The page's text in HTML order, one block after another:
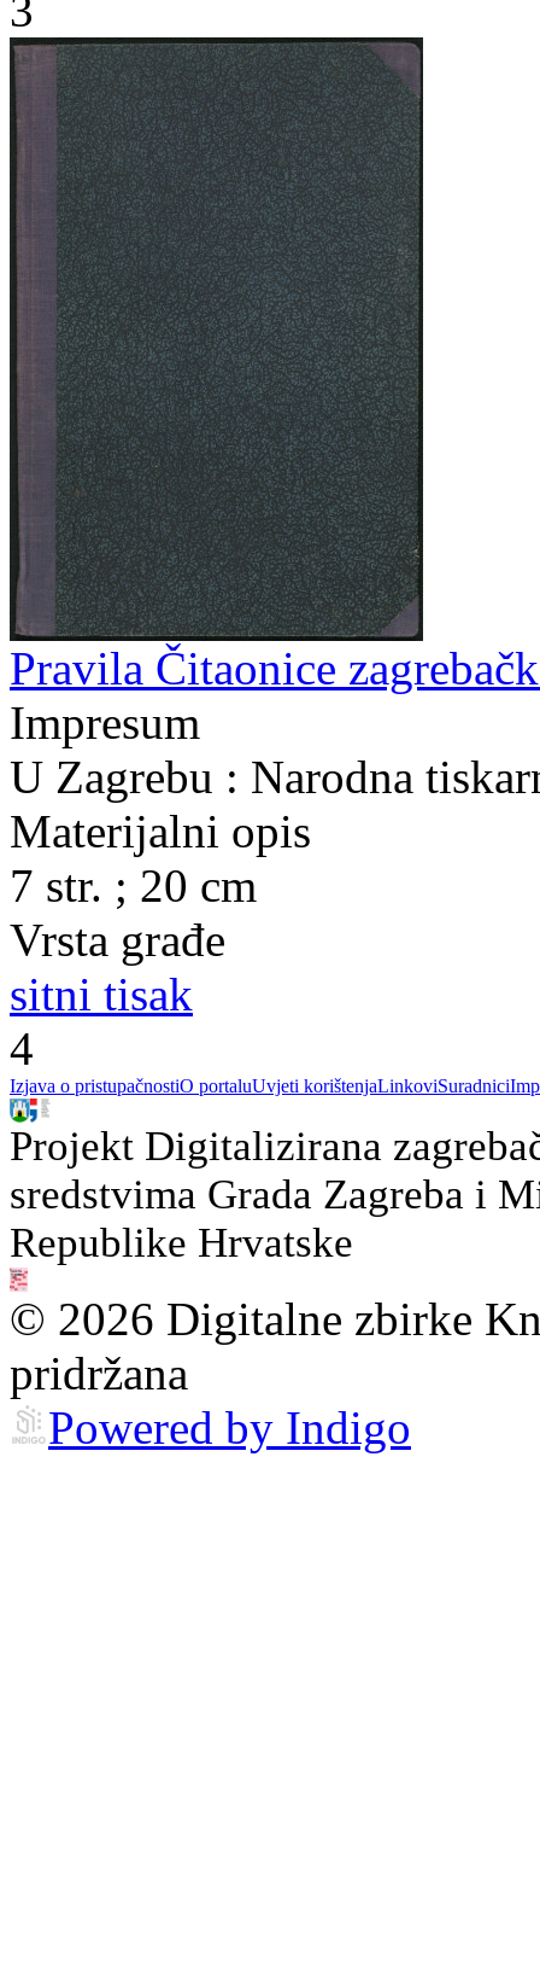
Pravila Čitaonice
Impresum
U Zagrebu : Narodna
Materijalni opis
7 str. ; 20 cm
Vrsta građe
sitni tisak
4
Izjava o pristupačnostiO portaluUvjeti korištenjaLinkoviSuradnici
Projekt Digitalizirana
sredstvima Grada Zagreba i
Republike Hrvatske
© 2026 Digitalne zbirke
pridržana
Powered by Indigo